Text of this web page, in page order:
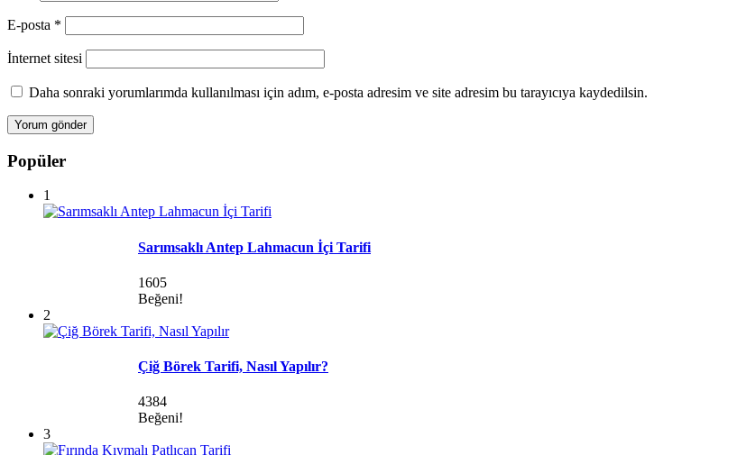
E-posta *
İnternet sitesi
Daha sonraki yorumlarımda kullanılması için adım, e-posta adresim ve site adresim bu tarayıcıya kaydedilsin.
Popüler
1
Sarımsaklı Antep Lahmacun İçi Tarifi
1605
Beğeni!
2
Çiğ Börek Tarifi, Nasıl Yapılır?
4384
Beğeni!
3